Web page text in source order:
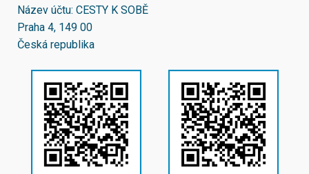
Název účtu: CESTY K SOBĚ
Praha 4, 149 00
Česká republika